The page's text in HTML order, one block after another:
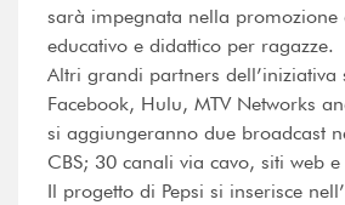
sarà impegnata nella
educativo e didattico per ragazze.
Altri grandi partners dell’iniziativa
Facebook, Hulu, MTV Networks
si aggiungeranno due broadcast
CBS; 30 canali via cavo, siti web
Il progetto di Pepsi si inserisce